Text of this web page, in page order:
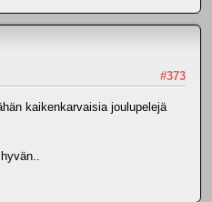
#373
kaikenkarvaisia joulupelejä